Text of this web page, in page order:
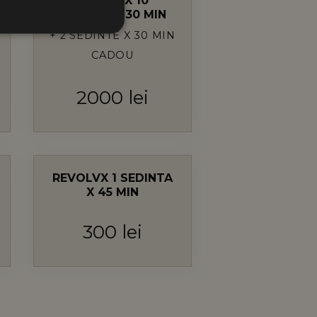
SEDINTE X 30 MIN
+ 2 SEDINTE X 30 MIN
CADOU
2000 lei
REVOLVX 1 SEDINTA
X 45 MIN
300 lei
normal, este un
pagini.
privind utilizarea